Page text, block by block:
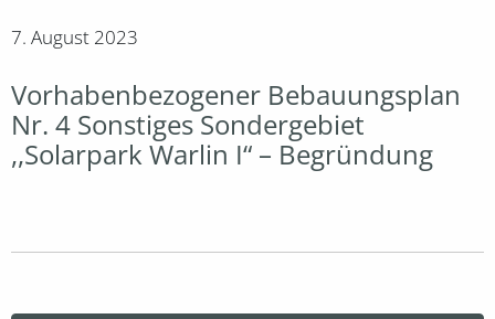
7. August 2023
Vorhabenbezogener Bebauungsplan
Nr. 4 Sonstiges Sondergebiet
,,Solarpark Warlin I“ – Begründung